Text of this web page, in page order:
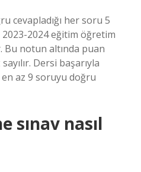
cevapladığı her soru 5
2024 eğitim öğretim
Bu notun altında puan
Dersi başarıyla
az 9 soruyu doğru
sınav nasıl